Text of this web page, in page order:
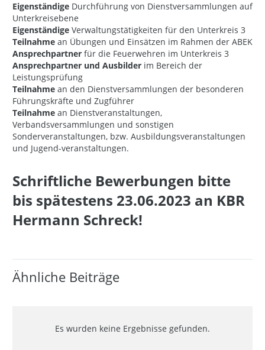
Eigenständige Durchführung von Dienstversammlungen auf
Unterkreisebene
Eigenständige Verwaltungstätigkeiten für den Unterkreis 3
Teilnahme an Übungen und Einsätzen im Rahmen der ABEK
Ansprechpartner für die Feuerwehren im Unterkreis 3
Ansprechpartner und Ausbilder im Bereich der
Leistungsprüfung
Teilnahme an den Dienstversammlungen der besonderen
Führungskräfte und Zugführer
Teilnahme an Dienstveranstaltungen,
Verbandsversammlungen und sonstigen
Sonderveranstaltungen, bzw. Ausbildungsveranstaltungen
und Jugend-veranstaltungen.
Schriftliche Bewerbungen bitte
bis spätestens 23.06.2023 an KBR
Hermann Schreck!
Ähnliche Beiträge
Es wurden keine Ergebnisse gefunden.